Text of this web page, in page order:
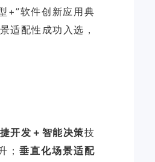
+”软件创新应用典
适配性成功入选，
开发 ＋智能决策技
； 垂直化场景适配